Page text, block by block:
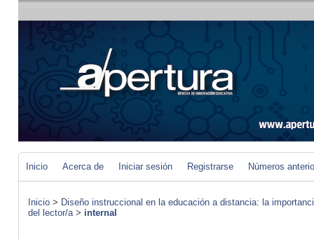
Inicio Acerca de Iniciar sesión Registrarse Números
Inicio > Diseño instruccional en la educación a distancia: la
del lector/a> internal